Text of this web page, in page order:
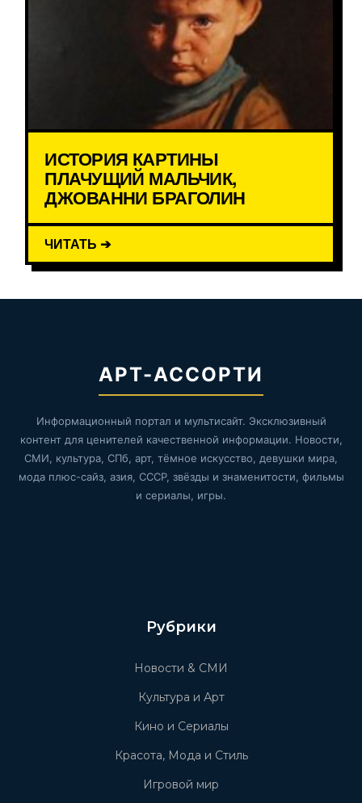
ИСТОРИЯ КАРТИНЫ
ПЛАЧУЩИЙ МАЛЬЧИК,
ДЖОВАННИ БРАГОЛИН
ЧИТАТЬ ➔
АРТ-АССОРТИ
Информационный портал и мультисайт. Эксклюзивный
контент для ценителей качественной информации. Новости,
СМИ, культура, СПб, арт, тёмное искусство, девушки мира,
мода плюс-сайз, азия, СССР, звёзды и знаменитости, фильмы
и сериалы, игры.
Рубрики
Новости & СМИ
Культура и Арт
Кино и Сериалы
Красота, Мода и Стиль
Игровой мир